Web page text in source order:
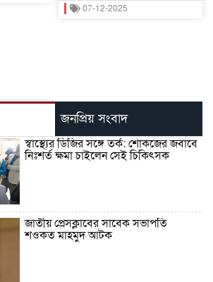
07-12-2025
জনপ্রিয় সংবাদ
স্বাস্থ্যের ডিজির সঙ্গে তর্ক: শোকজের জবাবে
নিঃশর্ত ক্ষমা চাইলেন সেই চিকিৎসক
জাতীয় প্রেসক্লাবের সাবেক সভাপতি
শওকত মাহমুদ আটক